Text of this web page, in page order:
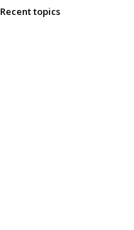
Recent topics